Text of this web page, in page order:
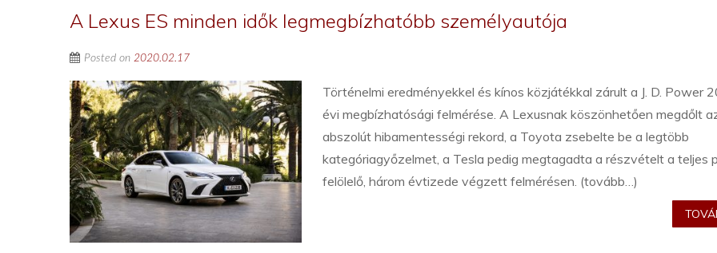
A Lexus ES minden idők legmegbízhatóbb személyautója
Posted on 2020.02.17
Történelmi eredményekkel és kínos közjátékkal zárult a J. D. Power
évi megbízhatósági felmérése. A Lexusnak köszönhetően megdőlt
abszolút hibamentességi rekord, a Toyota zsebelte be a legtöbb
kategóriagyőzelmet, a Tesla pedig megtagadta a részvételt a teljes
felölelő, három évtizede végzett felmérésen. (tovább…)